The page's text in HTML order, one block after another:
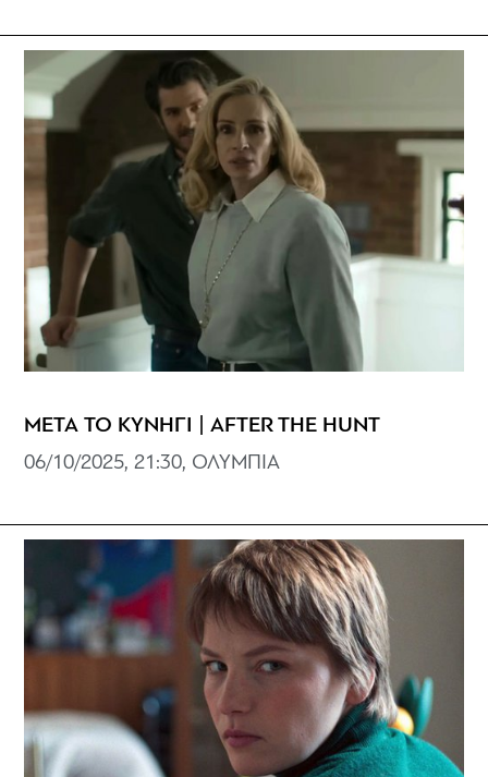
ΜΕΤΑ ΤΟ ΚΥΝΗΓΙ | AFTER THE HUNT
06/10/2025, 21:30, ΟΛΥΜΠΙΑ